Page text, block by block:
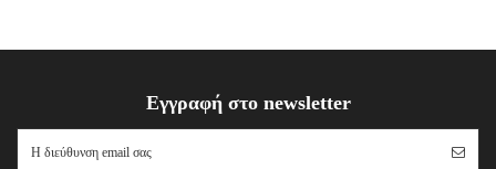
Εγγραφή στο newsletter